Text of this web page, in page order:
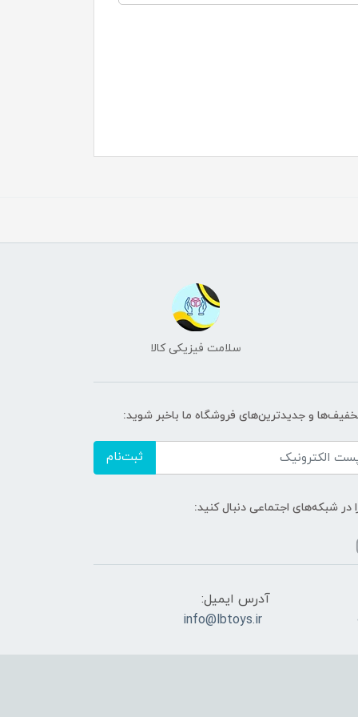
سلامت فیزیکی کالا
و جدیدترین‌های فروشگاه ما باخبر شوید:
ثبت‌نام
در شبکه‌های اجتماعی دنبال کنید:
آدرس ایمیل:
info@lbtoys.ir